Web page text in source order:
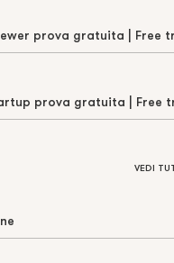
prova gratuita | Free
prova gratuita | Free
VEDI